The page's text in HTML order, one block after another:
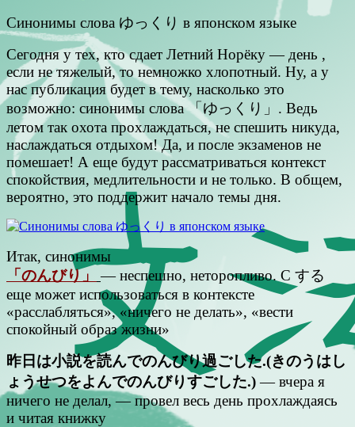
Синонимы слова ゆっくり в японском языке
Сегодня у тех, кто сдает Летний Норёку — день ,
если не тяжелый, то немножко хлопотный. Ну, а у
нас публикация будет в тему, насколько это
возможно: синонимы слова 「ゆっくり」. Ведь
летом так охота прохлаждаться, не спешить никуда,
наслаждаться отдыхом! Да, и после экзаменов не
помешает! А еще будут рассматриваться контекст
спокойствия, медлительности и не только. В общем,
вероятно, это поддержит начало темы дня.
Итак, синонимы
「のんびり」
— неспешно, неторопливо. С する
еще может использоваться в контексте
«расслабляться», «ничего не делать», «вести
спокойный образ жизни»
昨日は小説を読んでのんびり過ごした.(きのうはし
ょうせつをよんでのんびりすごした.)— вчера я
ничего не делал, — провел весь день прохлаждаясь
и читая книжку